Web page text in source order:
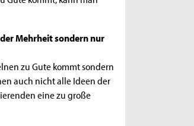
Mehrheit sondern nur
zu Gute kommt sondern
auch nicht alle Ideen der
eine zu große